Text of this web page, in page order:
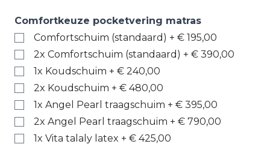
Comfortkeuze pocketvering matras
Comfortschuim (standaard) + € 195,00
2x Comfortschuim (standaard) + € 390,00
1x Koudschuim + € 240,00
2x Koudschuim + € 480,00
1x Angel Pearl traagschuim + € 395,00
2x Angel Pearl traagschuim + € 790,00
1x Vita talaly latex + € 425,00